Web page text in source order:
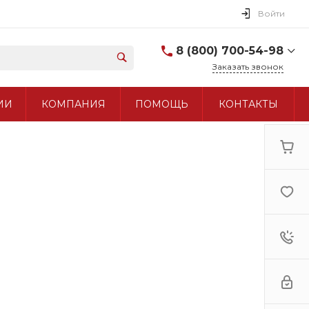
Войти
8 (800) 700-54-98
+7 (495) 960-97-90
Заказать звонок
КОМПАНИЯ ПОМОЩЬ КОНТАКТЫ